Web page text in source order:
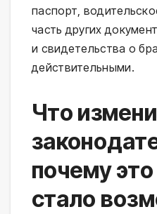
паспорт,
часть других
и свидетельства о
действительными.
Что
почему
стало